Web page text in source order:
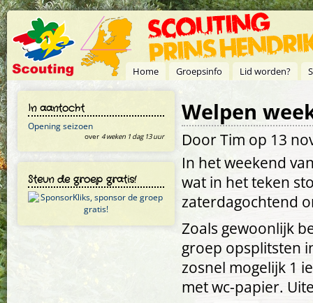
Overslaan en naar de inhoud gaan
Home Groepsinfo Lid worden?
In aantocht
Opening seizoen
over 4 weken 1 dag 13 uur
Steun de groep gratis!
Welpen
DoorTim op 13
In het weekend
wat in het teken
zaterdagochtend
Zoals gewoonlijk
groep opsplitsten
zosnel mogelijk 1
met wc-papier.